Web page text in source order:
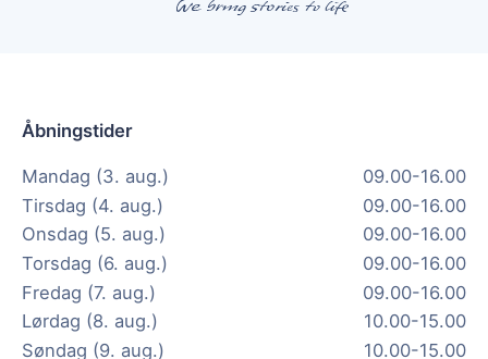
Åbningstider
Mandag (3. aug.)
09.00-16.00
Tirsdag (4. aug.)
09.00-16.00
Onsdag (5. aug.)
09.00-16.00
Torsdag (6. aug.)
09.00-16.00
Fredag (7. aug.)
09.00-16.00
Lørdag (8. aug.)
10.00-15.00
Søndag (9. aug.)
10.00-15.00